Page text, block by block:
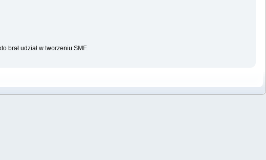
brał udział w tworzeniu SMF.